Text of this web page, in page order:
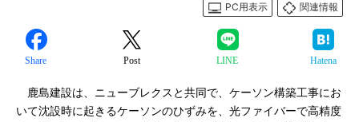
PC用表示
関連情報
Share Post LINE Hatena
鹿島建設は、ニューブレクスと共同で、ケーソン構築工事にお
いて沈設時に起きるケーソンのひずみを、光ファイバーで高精度